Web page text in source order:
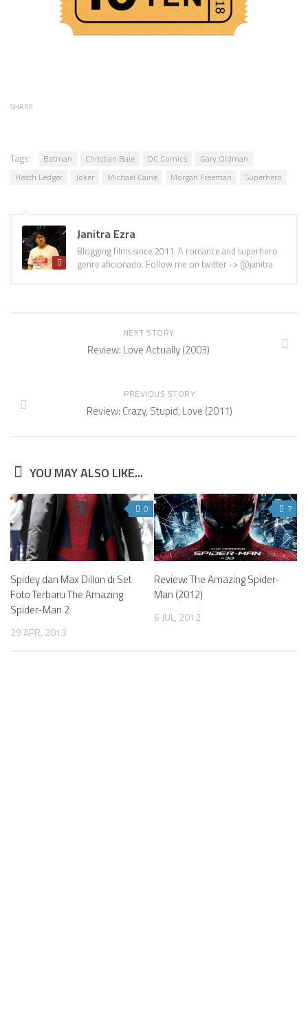
SHARE
Tags: Batman Christian Bale DC Comics
Gary Oldman
Heath Ledger
Joker Michael Caine Morgan Freeman Superhero
Janitra Ezra
Blogging films since 2011. A romance and superhero
genre aficionado. Follow me on twitter -> @janitra
NEXT STORY
Review: Love Actually (2003)
PREVIOUS STORY
Review: Crazy, Stupid, Love (2011)
YOU MAY ALSO LIKE...
0
Spidey dan Max Dillon di Set
Foto Terbaru The Amazing
Spider-Man 2
29 APR, 2013
7
Review: The Amazing Spider-
Man (2012)
6 JUL, 2012